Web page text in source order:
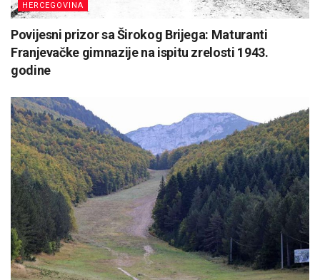
HERCEGOVINA
Povijesni prizor sa Širokog Brijega: Maturanti
Franjevačke gimnazije na ispitu zrelosti 1943.
godine